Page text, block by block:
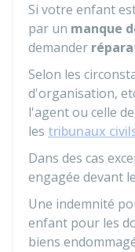
Si votre enfant
par un manque
demander
Selon les
d'organisation,
l'agent ou celle
les tribunaux
Dans des cas
engagée devant
Une indemnité
enfant pour les
biens